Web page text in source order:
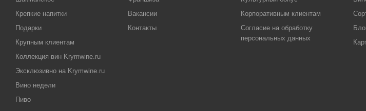
Крепкие напитки
Подарки
Крупным клиентам
Коллекция вин Krymwine.ru
Эксклюзивно на Krymwine.ru
Вино недели
Пиво
Вакансии
Контакты
Корпоративным клиентам
Согласие на обработку
персональных данных